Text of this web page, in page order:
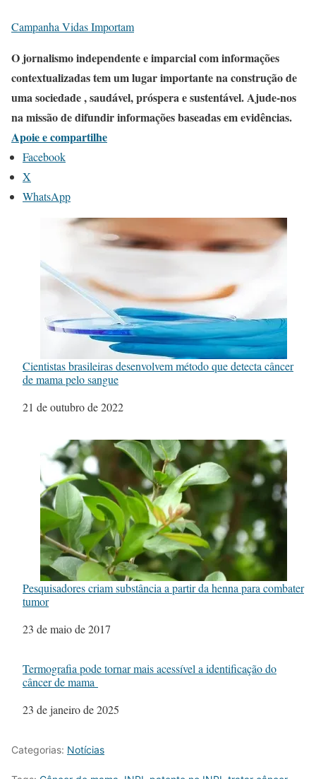
Campanha Vidas Importam
O jornalismo independente e imparcial com informações
contextualizadas tem um lugar importante na construção de
uma sociedade , saudável, próspera e sustentável. Ajude-nos
na missão de difundir informações baseadas em evidências.
Apoie e compartilhe
Facebook
X
WhatsApp
Cientistas brasileiras desenvolvem método que detecta câncer
de mama pelo sangue
Data
21 de outubro de 2022
Pesquisadores criam substância a partir da henna para combater
tumor
Data
23 de maio de 2017
Termografia pode tornar mais acessível a identificação do
câncer de mama
Data
23 de janeiro de 2025
Categorias: Notícias